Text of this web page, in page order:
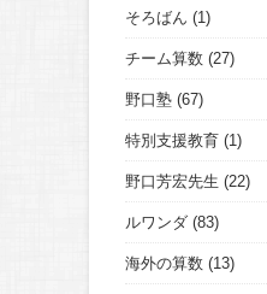
そろばん (1)
チーム算数 (27)
野口塾 (67)
特別支援教育 (1)
野口芳宏先生 (22)
ルワンダ (83)
海外の算数 (13)